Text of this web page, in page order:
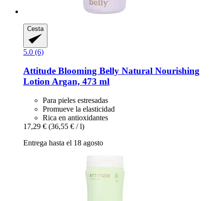
Cesta
5.0 (6)
Attitude Blooming Belly Natural Nourishing
Lotion Argan, 473 ml
Para pieles estresadas
Promueve la elasticidad
Rica en antioxidantes
17,29 € (36,55 € / l)
Entrega hasta el 18 agosto